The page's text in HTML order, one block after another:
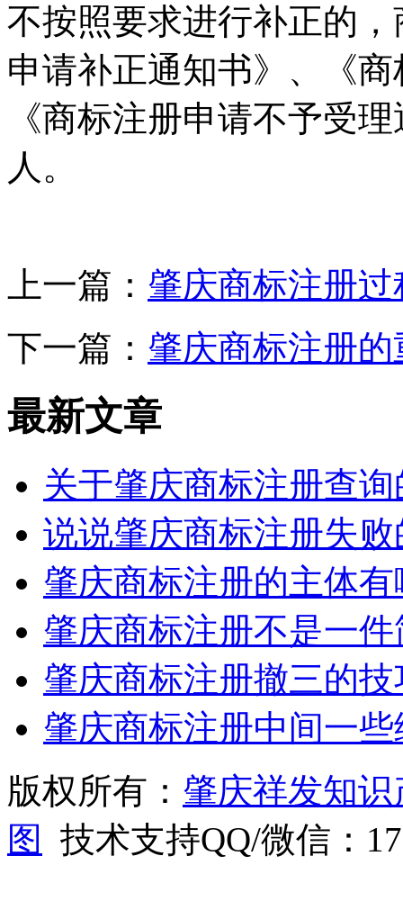
不按照要求进行补正的
申请补正通知书》、《
《商标注册申请不予受
人。
上一篇： 肇庆商标注册
下一篇： 肇庆商标注册
最新文章
关于肇庆商标注册查
说说肇庆商标注册失
肇庆商标注册的主体有
肇庆商标注册不是一
肇庆商标注册撤三的
肇庆商标注册中间一
版权所有： 肇庆祥发知
图
技术支持QQ/微信：